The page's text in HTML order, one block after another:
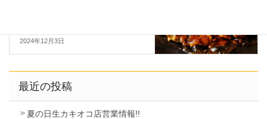
2024年12月3日
最近の投稿
夏の日生カキオコ店営業情報!!